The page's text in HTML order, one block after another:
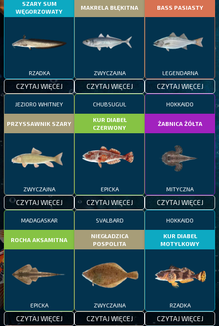
SZARY SUM
WĘGORZOWATY
RZADKA
CZYTAJ WIĘCEJ
MAKRELA BŁĘKITNA
ZWYCZAJNA
CZYTAJ WIĘCEJ
BASS PASIASTY
LEGENDARNA
CZYTAJ WIĘCEJ
JEZIORO WHITNEY
PRZYSSAWNIK SZARY
ZWYCZAJNA
CZYTAJ WIĘCEJ
CHUBSUGUŁ
KUR DIABEŁ
CZERWONY
EPICKA
CZYTAJ WIĘCEJ
HOKKAIDO
ŻABNICA ŻÓŁTA
MITYCZNA
CZYTAJ WIĘCEJ
MADAGASKAR
ROCHA AKSAMITNA
EPICKA
CZYTAJ WIĘCEJ
SVALBARD
NIEGŁADZICA
POSPOLITA
ZWYCZAJNA
CZYTAJ WIĘCEJ
HOKKAIDO
KUR DIABEŁ
MOTYLKOWY
RZADKA
CZYTAJ WIĘCEJ